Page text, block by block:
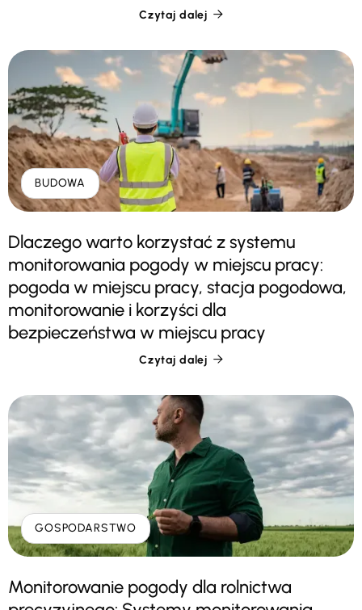
Czytaj dalej 
BUDOWA
Dlaczego warto korzystać z systemu
monitorowania pogody w miejscu pracy:
pogoda w miejscu pracy, stacja pogodowa,
monitorowanie i korzyści dla
bezpieczeństwa w miejscu pracy
Czytaj dalej 
GOSPODARSTWO
Monitorowanie pogody dla rolnictwa